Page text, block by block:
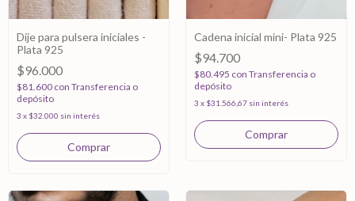
Dije para pulsera iniciales -
Plata 925
$96.000
$81.600 con Transferencia o
depósito
3 x $32.000 sin interés
Comprar
Cadena inicial mini- Plata 925
$94.700
$80.495 con Transferencia o
depósito
3 x $31.566,67 sin interés
Comprar